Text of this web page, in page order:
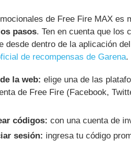
de Free Fire MAX es
pasos. Ten en cuenta que los
desde dentro de la aplicación
de recompensas de Garena.
la web: elige una de las
de Free Fire (Facebook,
códigos: con una cuenta de
sesión: ingresa tu código